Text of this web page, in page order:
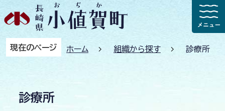
現在のページ ホーム 組織から探す 診療所
診療所